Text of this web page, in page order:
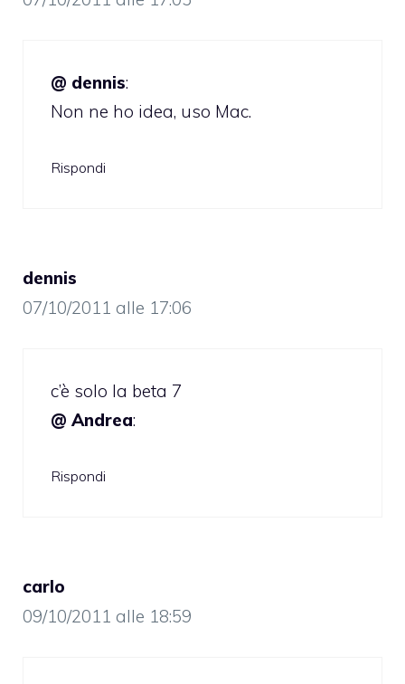
@ dennis:
Non ne ho idea, uso Mac.
Rispondi
dennis
07/10/2011 alle 17:06
c’è solo la beta 7
@ Andrea:
Rispondi
carlo
09/10/2011 alle 18:59